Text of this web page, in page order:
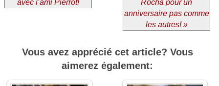
avec l’ami Pierrot!
Rocha pour un
anniversaire pas comme
les autres! »
Vous avez apprécié cet article? Vous
aimerez également: